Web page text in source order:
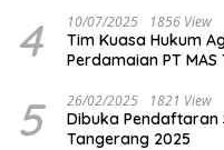
4 10/07/2025 1856 View
Tim Kuasa Hukum
Perdamaian PT
5 26/02/2025 1821 View
Dibuka Pendaftaran
Tangerang 2025